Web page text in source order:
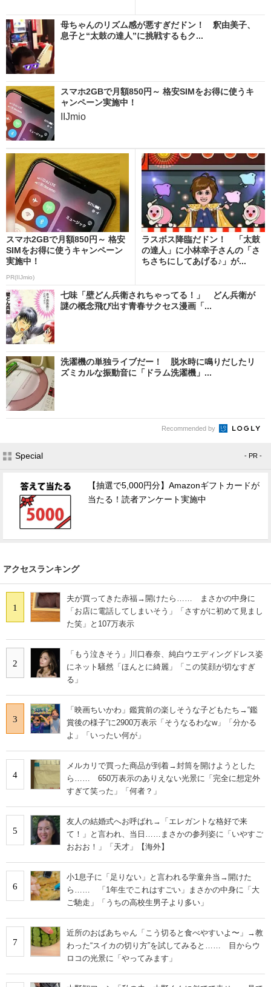
母ちゃんのリズム感が悪すぎだドン！ 釈由美子、
息子と“太鼓の達人”に挑戦するもク...
スマホ2GBで月額850円～ 格安SIMをお得に使うキ
ャンペーン実施中！
IIJmio
スマホ2GBで月額850円～ 格安
SIMをお得に使うキャンペーン
実施中！
PR(IIJmio)
ラスボス降臨だドン！ 「太鼓
の達人」に小林幸子さんの「さ
ちさちにしてあげる♪」が...
七味「壁どん兵衛されちゃってる！」 どん兵衛が
謎の概念飛び出す青春サクセス漫画「...
洗濯機の単独ライブだー！ 脱水時に鳴りだしたリ
ズミカルな振動音に「ドラム洗濯機」...
Recommended by
Special - PR -
【抽選で5,000円分】Amazonギフトカードが
当たる！読者アンケート実施中
アクセスランキング
1
夫が買ってきた赤福→開けたら…… まさかの中身に
「お店に電話してしまいそう」「さすがに初めて見まし
た笑」と107万表示
2
「もう泣きそう」川口春奈、純白ウエディングドレス姿
にネット騒然「ほんとに綺麗」「この笑顔が切なすぎ
る」
3
「映画ちいかわ」鑑賞前の楽しそうな子どもたち→“鑑
賞後の様子”に2900万表示「そうなるわなw」「分かる
よ」「いったい何が」
4
メルカリで買った商品が到着→封筒を開けようとした
ら…… 650万表示のありえない光景に「完全に想定外
すぎて笑った」「何者？」
5
友人の結婚式へお呼ばれ→「エレガントな格好で来
て！」と言われ、当日……まさかの参列姿に「いやすご
おおお！」「天才」【海外】
6
小1息子に「足りない」と言われる学童弁当→開けた
ら…… 「1年生でこれはすごい」まさかの中身に「大
ご馳走」「うちの高校生男子より多い」
7
近所のおばあちゃん「こう切ると食べやすいよ〜」→教
わった“スイカの切り方”を試してみると…… 目からウ
ロコの光景に「やってみます」